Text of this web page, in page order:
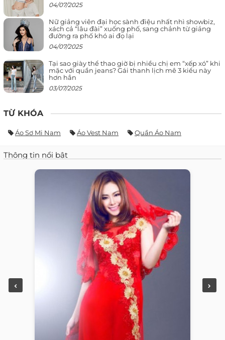
04/07/2025
Nữ giảng viên đại học sành điệu nhất nhì showbiz,
xách cả “lâu đài” xuống phố, sang chảnh từ giảng
đường ra phố khó ai đọ lại
04/07/2025
Tại sao giày thể thao giờ bị nhiều chị em “xếp xó” khi
mặc với quần jeans? Gái thanh lịch mê 3 kiểu này
hơn hẳn
03/07/2025
TỪ KHÓA
Áo Sơ Mi Nam Áo Vest Nam Quần Áo Nam
Thông tin nổi bật